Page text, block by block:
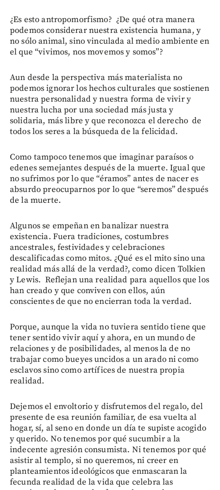
¿Es esto antropomorfismo? ¿De qué otra manera
podemos considerar nuestra existencia humana, y
no sólo animal, sino vinculada al medio ambiente en
el que “vivimos, nos movemos y somos”?
Aun desde la perspectiva más materialista no
podemos ignorar los hechos culturales que sostienen
nuestra personalidad y nuestra forma de vivir y
nuestra lucha por una sociedad más justa y
solidaria, más libre y que reconozca el derecho de
todos los seres a la búsqueda de la felicidad.
Como tampoco tenemos que imaginar paraísos o
edenes semejantes después de la muerte. Igual que
no sufrimos por lo que “éramos” antes de nacer es
absurdo preocuparnos por lo que “seremos” después
de la muerte.
Algunos se empeñan en banalizar nuestra
existencia. Fuera tradiciones, costumbres
ancestrales, festividades y celebraciones
descalificadas como mitos. ¿Qué es el mito sino una
realidad más allá de la verdad?, como dicen Tolkien
y Lewis. Reflejan una realidad para aquellos que los
han creado y que conviven con ellos, aún
conscientes de que no encierran toda la verdad.
Porque, aunque la vida no tuviera sentido tiene que
tener sentido vivir aquí y ahora, en un mundo de
relaciones y de posibilidades, al menos la de no
trabajar como bueyes uncidos a un arado ni como
esclavos sino como artífices de nuestra propia
realidad.
Dejemos el envoltorio y disfrutemos del regalo, del
presente de esa reunión familiar, de esa vuelta al
hogar, sí, al seno en donde un día te supiste acogido
y querido. No tenemos por qué sucumbir a la
indecente agresión consumista. Ni tenemos por qué
asistir al templo, si no queremos, ni creer en
planteamientos ideológicos que enmascaran la
fecunda realidad de la vida que celebra las